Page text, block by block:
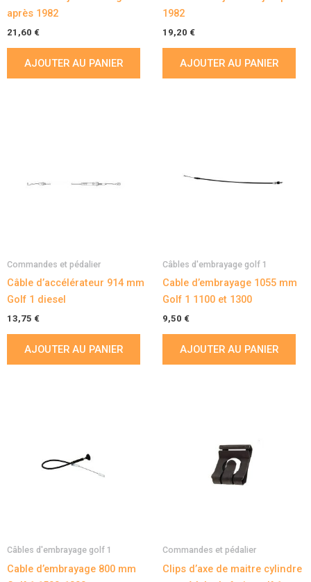
après 1982
21,60 €
AJOUTER AU PANIER
1982
19,20 €
AJOUTER AU PANIER
Commandes et pédalier
Câble d’accélérateur 914 mm
Golf 1 diesel
13,75 €
AJOUTER AU PANIER
Câbles d'embrayage golf 1
Cable d’embrayage 1055 mm
Golf 1 1100 et 1300
9,50 €
AJOUTER AU PANIER
Câbles d'embrayage golf 1
Cable d’embrayage 800 mm
Commandes et pédalier
Clips d’axe de maitre cylindre